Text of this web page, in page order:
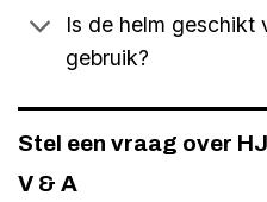
Is de helm geschikt
gebruik?
Stel een vraag over
V & A